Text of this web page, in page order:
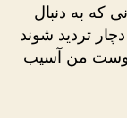
که به دنبال
تردید شوند
من آسیب